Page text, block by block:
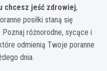
chcesz jeść zdrowiej,
posiłki staną się
różnorodne, sycące i
odmienią Twoje poranne
dnia.